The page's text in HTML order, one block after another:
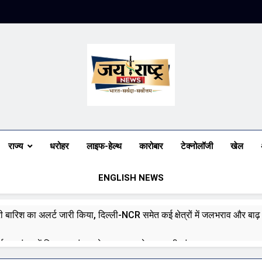
Jai Rashtra
राज्य धरोहर लाइफ-हेल्थ कारोबार टेक्नोलॉजी खेल
ENGLISH NEWS
बारिश का अलर्ट जारी किया, दिल्ली-NCR समेत कई क्षेत्रों में जलभराव और
पर संसद में विपक्ष का हंगामा तेज़, सरकार से जवाब की मांग